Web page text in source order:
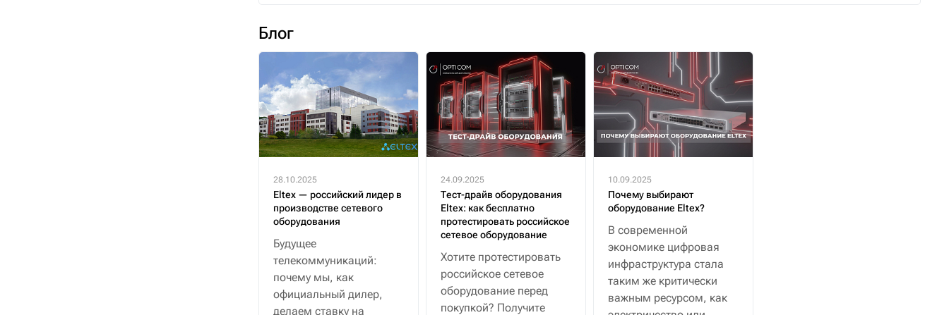
Блог
28.10.2025
Eltex — российский лидер в
производстве сетевого
оборудования
Будущее
телекоммуникаций:
почему мы, как
официальный дилер,
делаем ставку на
24.09.2025
Тест-драйв оборудования
Eltex: как бесплатно
протестировать российское
сетевое оборудование
Хотите протестировать
российское сетевое
оборудование перед
покупкой? Получите
10.09.2025
Почему выбирают
оборудование Eltex?
В современной
экономике цифровая
инфраструктура стала
таким же критически
важным ресурсом, как